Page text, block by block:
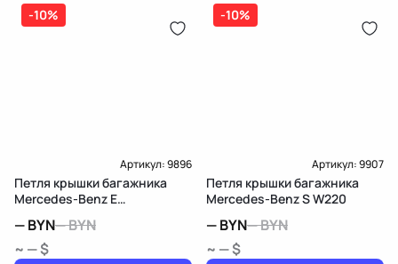
-10%
Артикул:9896
Петля крышки багажника
Mercedes-Benz E
—BYN—BYN
~ — $
-10%
Артикул:9907
Петля крышки багажника
Mercedes-Benz S W220
—BYN—BYN
~ — $